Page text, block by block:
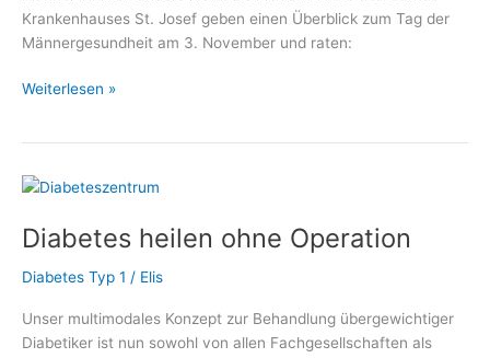
Krankenhauses St. Josef geben einen Überblick zum Tag der
Männergesundheit am 3. November und raten:
Tag
Sie
Vorsorge!
Weiterlesen »
Diabetes heilen ohne Operation
Diabetes Typ 1 / Elis
Unser multimodales Konzept zur Behandlung übergewichtiger
Diabetiker ist nun sowohl von allen Fachgesellschaften als